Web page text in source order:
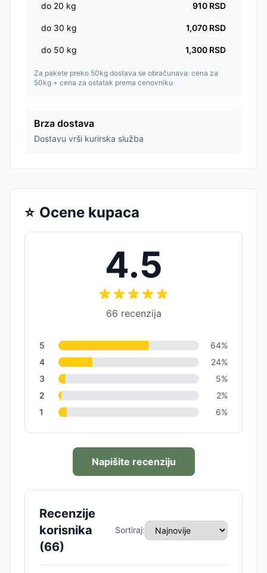
do 20 kg 910 RSD
do 30 kg 1,070 RSD
do 50 kg 1,300 RSD
Za pakete preko 50kg dostava se obračunava: cena za
50kg + cena za ostatak prema cenovniku
Brza dostava
Dostavu vrši kurirska služba
⭐ Ocene kupaca
4.5
66 recenzija
5 64%
4
24%
3
5%
2
2%
1
6%
Napišite recenziju
Recenzije
korisnika
(66)
Sortiraj: